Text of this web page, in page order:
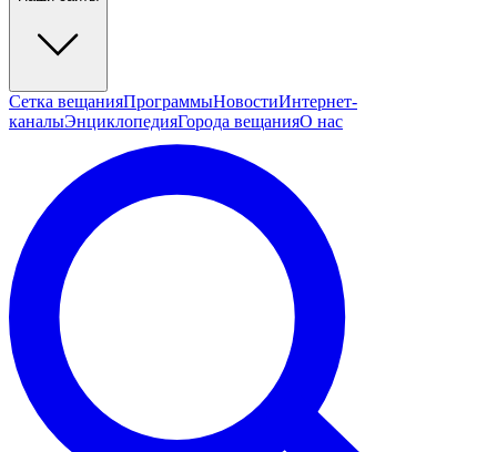
Сетка вещанияПрограммыНовостиИнтернет-
каналыЭнциклопедияГорода вещанияО нас